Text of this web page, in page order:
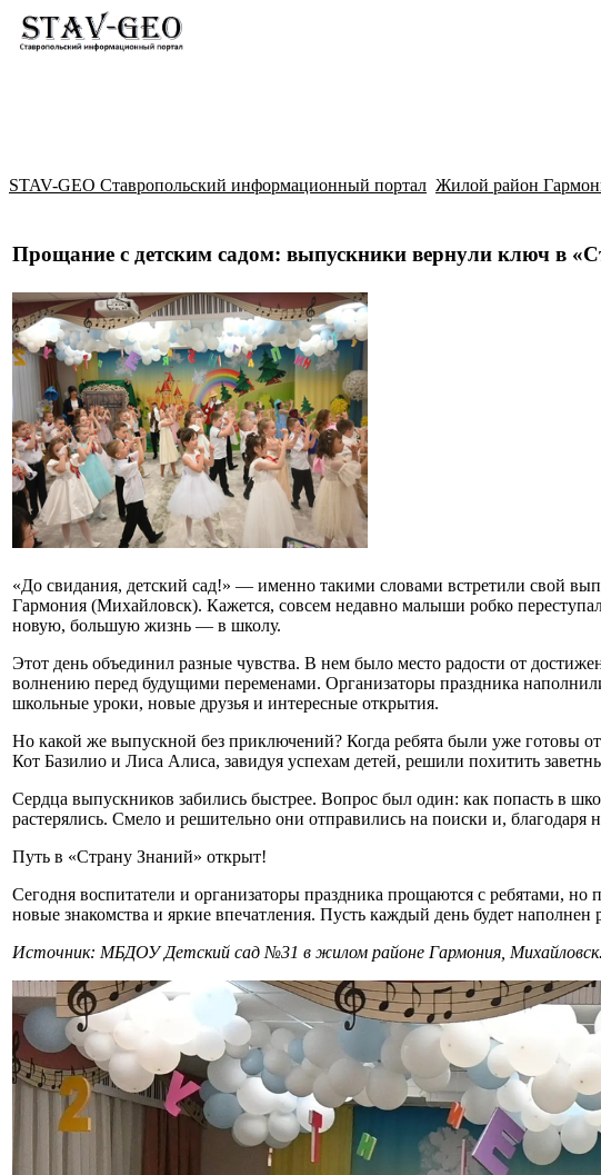
STAV-GEO Ставропольский информационный портал Жилой район
Прощание с детским садом: выпускники вернули ключ в
«До свидания, детский сад!» — именно такими словами встретили свой
Гармония (Михайловск). Кажется, совсем недавно малыши робко
новую, большую жизнь — в школу.
Этот день объединил разные чувства. В нем было место радости от
волнению перед будущими переменами. Организаторы праздника
школьные уроки, новые друзья и интересные открытия.
Но какой же выпускной без приключений? Когда ребята были уже готовы
Кот Базилио и Лиса Алиса, завидуя успехам детей, решили похитить
Сердца выпускников забились быстрее. Вопрос был один: как попасть в
растерялись. Смело и решительно они отправились на поиски и, благодаря
Путь в «Страну Знаний» открыт!
Сегодня воспитатели и организаторы праздника прощаются с ребятами,
новые знакомства и яркие впечатления. Пусть каждый день будет
Источник: МБДОУ Детский сад №31 в жилом районе Гармония, Михайловск.